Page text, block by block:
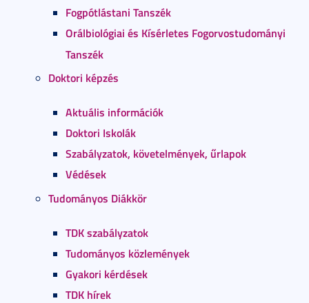
Fogpótlástani Tanszék
Orálbiológiai és Kísérletes Fogorvostudományi
Tanszék
Doktori képzés
Aktuális információk
Doktori Iskolák
Szabályzatok, követelmények, űrlapok
Védések
Tudományos Diákkör
TDK szabályzatok
Tudományos közlemények
Gyakori kérdések
TDK hírek